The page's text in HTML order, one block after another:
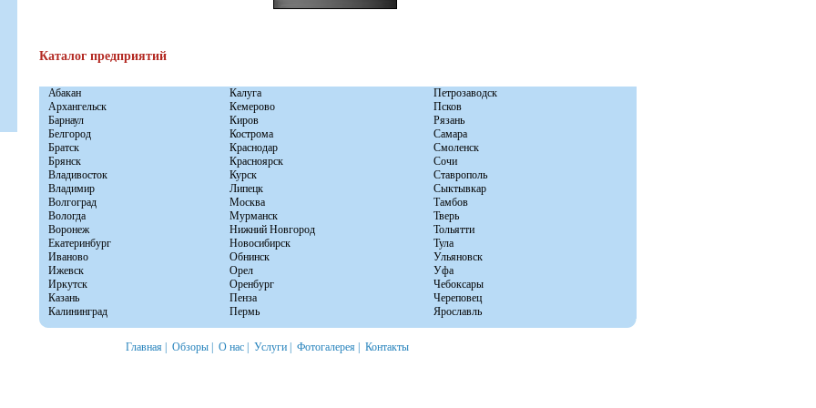
Каталог предприятий
Абакан
Архангельск
Барнаул
Белгород
Братск
Брянск
Владивосток
Владимир
Волгоград
Вологда
Воронеж
Екатеринбург
Иваново
Ижевск
Иркутск
Казань
Калининград
Калуга
Кемерово
Киров
Кострома
Краснодар
Красноярск
Курск
Липецк
Москва
Мурманск
Нижний Новгород
Новосибирск
Обнинск
Орел
Оренбург
Пенза
Пермь
Петрозаводск
Псков
Рязань
Самара
Смоленск
Сочи
Ставрополь
Сыктывкар
Тамбов
Тверь
Тольятти
Тула
Ульяновск
Уфа
Чебоксары
Череповец
Ярославль
Главная Обзоры О нас Услуги Фотогалерея Контакты